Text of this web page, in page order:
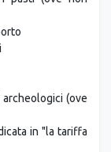
pasti (ove non
(ove